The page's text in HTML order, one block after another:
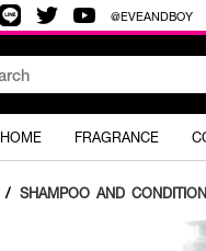
@EVEANDBOY
HOME FRAGRANCE
/ SHAMPOO AND